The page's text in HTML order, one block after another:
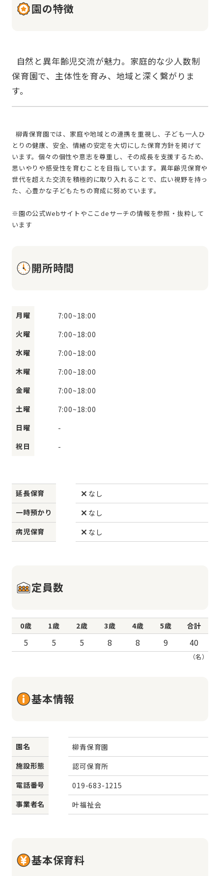
園の特徴
保育園で、主体性を育み、地域と深く繋がりま
とりの健康、安全、情緒の安定を大切にした保育方針を掲げて
います。個々の個性や意志を尊重し、その成長を支援するため、
思いやりや感受性を育むことを目指しています。異年齢児保育や
世代を超えた交流を積極的に取り入れることで、広い視野を持っ
た、心豊かな子どもたちの育成に努めています。
※園の公式Webサイトやここdeサーチの情報を参照・抜粋して
開所時間
月曜 7:00~18:00
火曜
7:00~18:00
水曜
7:00~18:00
木曜
7:00~18:00
金曜
7:00~18:00
土曜
7:00~18:00
日曜
-
祝日
-
延長保育
なし
一時預かり
なし
病児保育
なし
定員数
0歳 1歳 2歳 3歳 4歳 5歳 合計
5 5 5 8 8 9 40
（名）
基本情報
園名
柳青保育園
施設形態
認可保育所
電話番号
019-683-1215
事業者名
叶福祉会
基本保育料